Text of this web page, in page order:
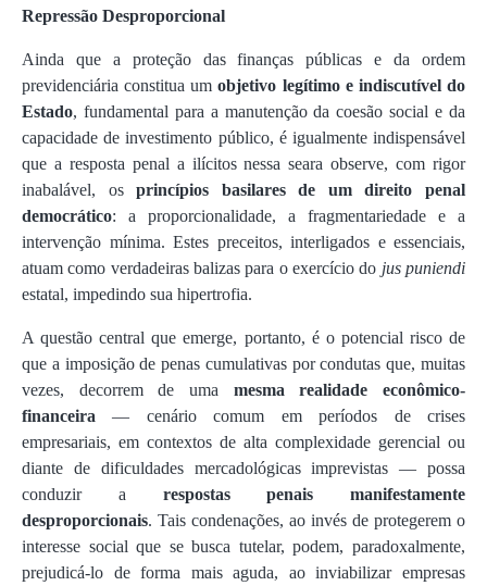
Repressão Desproporcional
Ainda que a proteção das finanças públicas e da ordem
previdenciária constitua umobjetivo legítimo e indiscutível do
Estado, fundamental para a manutenção da coesão social e da
capacidade de investimento público, é igualmente indispensável
que a resposta penal a ilícitos nessa seara observe, com rigor
inabalável, osprincípios basilares de um direito penal
democrático: a proporcionalidade, a fragmentariedade e a
intervenção mínima. Estes preceitos, interligados e essenciais,
atuam como verdadeiras balizas para o exercício do jus puniendi
estatal, impedindo sua hipertrofia.
A questão central que emerge, portanto, é o potencial risco de
que a imposição de penas cumulativas por condutas que, muitas
vezes, decorrem de uma mesma realidade econômico-
financeira — cenário comum em períodos de crises
empresariais, em contextos de alta complexidade gerencial ou
diante de dificuldades mercadológicas imprevistas — possa
conduzir a respostas penais manifestamente
desproporcionais. Tais condenações, ao invés de protegerem o
interesse social que se busca tutelar, podem, paradoxalmente,
prejudicá-lo de forma mais aguda, ao inviabilizar empresas